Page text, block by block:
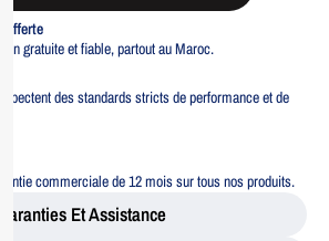
offerte
gratuite et fiable, partout au Maroc.
des standards stricts de performance et de
commerciale de 12 mois sur tous nos produits.
Garanties Et Assistance